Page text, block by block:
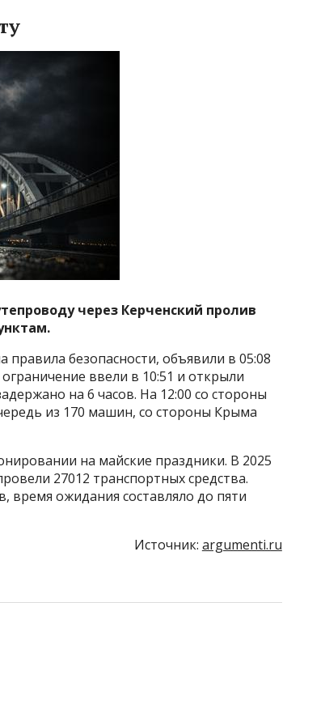
через Керченский пролив
безопасности, объявили в 05:08
ввели в 10:51 и открыли
на 6 часов. На 12:00 со стороны
из 170 машин, со стороны Крыма
на майские праздники. В 2025
27012 транспортных средства.
время ожидания составляло до пяти
Источник: argumenti.ru